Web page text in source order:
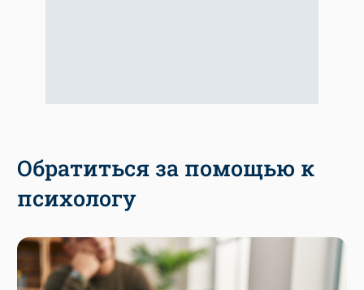
Обратиться за помощью к
психологу